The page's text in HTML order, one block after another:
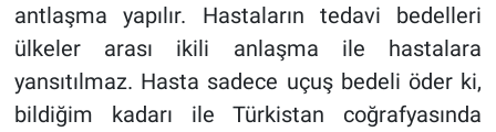
antlaşma yapılır. Hastaların tedavi bedelleri
ülkeler arası ikili anlaşma ile hastalara
yansıtılmaz. Hasta sadece uçuş bedeli öder ki,
bildiğim kadarı ile Türkistan coğrafyasında